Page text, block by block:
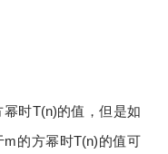
时T(n)的值，但是如
的方幂时T(n)的值可